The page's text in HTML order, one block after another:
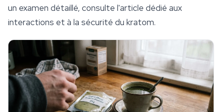
un examen détaillé, consulte l'article dédié aux
interactions et à la sécurité du kratom.